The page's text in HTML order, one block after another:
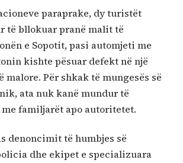
paraprake, dy turistët
të bllokuar pranë malit të
e Sopotit, pasi automjeti me
kishte pësuar defekt në një
malore. Për shkak të mungesës së
ata nuk kanë mundur të
familjarët apo autoritetet.
denoncimit të humbjes së
dhe ekipet e specializuara